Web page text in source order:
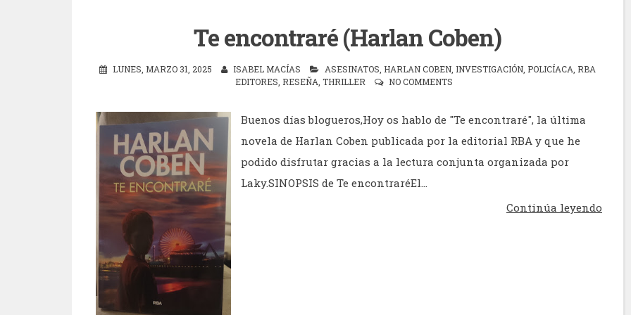
Te encontraré (Harlan Coben)
LUNES, MARZO 31, 2025 ISABEL MACÍAS ASESINATOS HARLAN COBEN INVESTIGACIÓN POLICÍACA RBA
EDITORES RESEÑA THRILLER NO COMMENTS
Buenos días blogueros,Hoy os hablo de "Te encontraré", la última
novela de Harlan Coben publicada por la editorial RBA y que he
podido disfrutar gracias a la lectura conjunta organizada por
Laky.SINOPSIS de Te encontraréEl...
Continúa leyendo